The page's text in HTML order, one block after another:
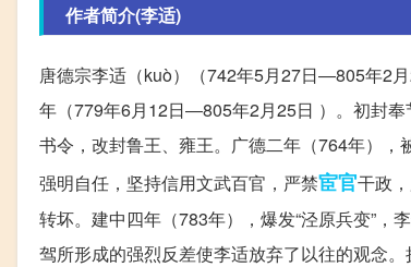
作者简介(李适)
唐德宗李适（kuò）（742年5月27日―805年2
年（779年6月12日―805年2月25日 ）。初封
书令，改封鲁王、雍王。广德二年（764年）
强明自任，坚持信用文武百官，严禁宦官干政
转坏。建中四年（783年），爆发“泾原兵变”
驾所形成的强烈反差使李适放弃了以往的观念